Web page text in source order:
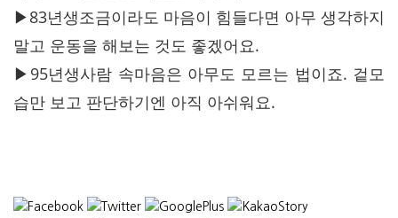
▶83년생조금이라도 마음이 힘들다면 아무 생각하지
말고 운동을 해보는 것도 좋겠어요.
▶95년생사람 속마음은 아무도 모르는 법이죠. 겉모
습만 보고 판단하기엔 아직 아쉬워요.